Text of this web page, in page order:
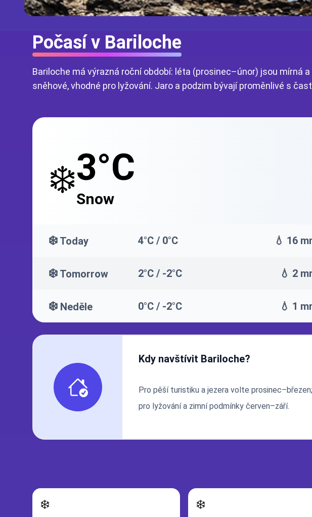
Počasí v Bariloche
Bariloche má výrazná roční období: léta (prosinec–únor) jsou mírná
sněhové, vhodné pro lyžování. Jaro a podzim bývají proměnlivé s
❄️3°C
Snow
❄️ Today 4°C / 0°C 💧 16
❄️ Tomorrow 2°C / -2°C 💧 2
❄️ Neděle 0°C / -2°C 💧 1
Kdy navštívit Bariloche?
Pro pěší turistiku a jezera volte prosinec–březen;
pro lyžování a zimní podmínky červen–září.
❄️ ❄️